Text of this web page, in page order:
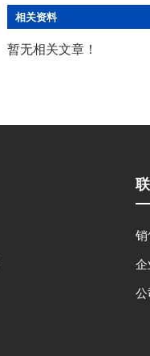
相关资料
暂无相关文章！